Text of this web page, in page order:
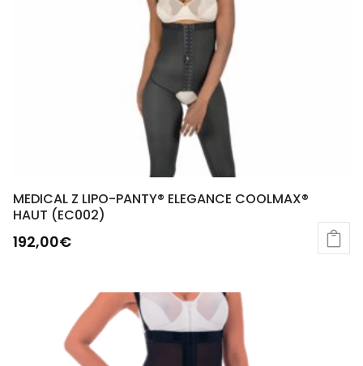
MEDICAL Z LIPO-PANTY® ELEGANCE COOLMAX®
HAUT (EC002)
192,00€